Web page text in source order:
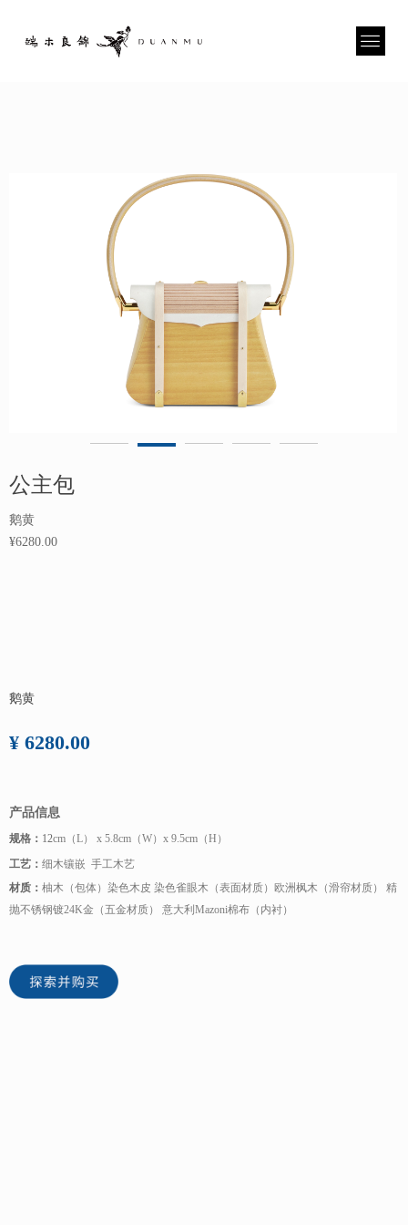
公主包
鹅黄
¥6280.00
鹅黄
¥ 6280.00
产品信息
规格： 12cm（L） x 5.8cm（W）x 9.5cm（H）
工艺： 细木镶嵌 手工木艺
材质： 柚木（包体）染色木皮 染色雀眼木（表面材质）欧洲枫木（滑帘材质） 精
抛不锈钢镀24K金（五金材质） 意大利Mazoni棉布（内衬）